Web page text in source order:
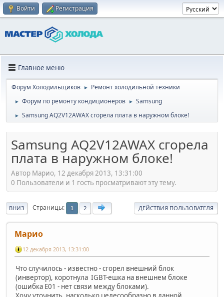
Войти Регистрация
Главное меню
Форум Холодильщиков ► Ремонт холодильной техники
► Форум по ремонту кондиционеров ► Samsung
► Samsung AQ2V12AWAX сгорела плата в наружном блоке!
Samsung AQ2V12AWAX сгорела
плата в наружном блоке!
Автор Марио, 12 декабря 2013, 13:31:00
0 Пользователи и 1 гость просматривают эту тему.
ВНИЗ Страницы 1 2 ДЕЙСТВИЯ ПОЛЬЗОВАТЕЛЯ
Марио
12 декабря 2013, 13:31:00
Что случилось - известно - сгорел внешний блок
(инвертор), коротнула IGBT-ешка на внешнем блоке
(ошибка Е01 - нет связи между блоками).